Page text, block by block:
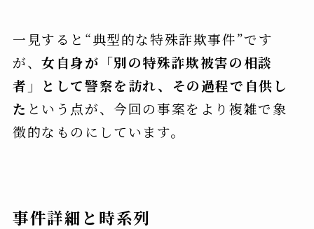
一見すると“典型的な特殊詐欺事件”です
が、女自身が「別の特殊詐欺被害の相談
者」として警察を訪れ、その過程で自供し
た という点が、今回の事案をより複雑で象
徴的なものにしています。
事件詳細と時系列